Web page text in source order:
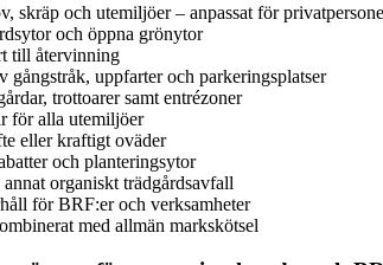
skräp och utemiljöer – anpassat för
och öppna grönytor
till återvinning
gångstråk, uppfarter och parkeringsplatser
trottoarer samt entrézoner
för alla utemiljöer
eller kraftigt oväder
och planteringsytor
organiskt trädgårdsavfall
för BRF:er och verksamheter
med allmän markskötsel